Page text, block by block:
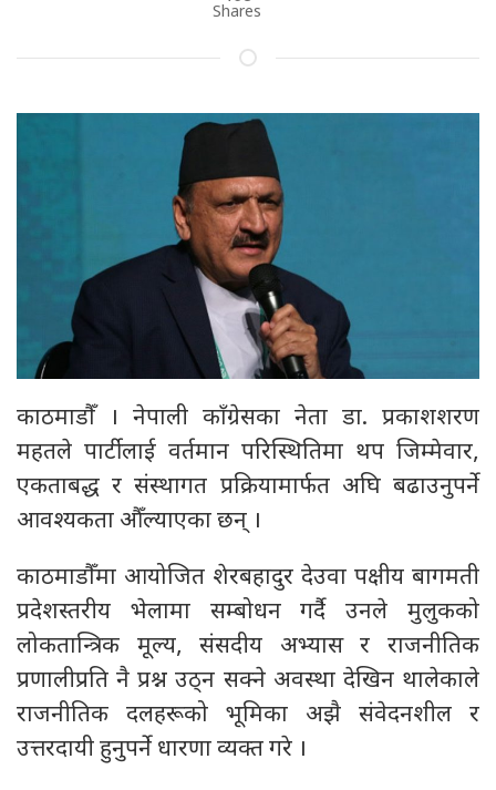
Shares
काठमाडौँ । नेपाली काँग्रेसका नेता डा. प्रकाशशरण
महतले पार्टीलाई वर्तमान परिस्थितिमा थप जिम्मेवार,
एकताबद्ध र संस्थागत प्रक्रियामार्फत अघि बढाउनुपर्ने
आवश्यकता औँल्याएका छन् ।
काठमाडौँमा आयोजित शेरबहादुर देउवा पक्षीय बागमती
प्रदेशस्तरीय भेलामा सम्बोधन गर्दै उनले मुलुकको
लोकतान्त्रिक मूल्य, संसदीय अभ्यास र राजनीतिक
प्रणालीप्रति नै प्रश्न उठ्न सक्ने अवस्था देखिन थालेकाले
राजनीतिक दलहरूको भूमिका अझै संवेदनशील र
उत्तरदायी हुनुपर्ने धारणा व्यक्त गरे ।